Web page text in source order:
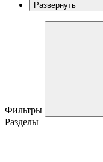
Развернуть
Фильтры
Разделы